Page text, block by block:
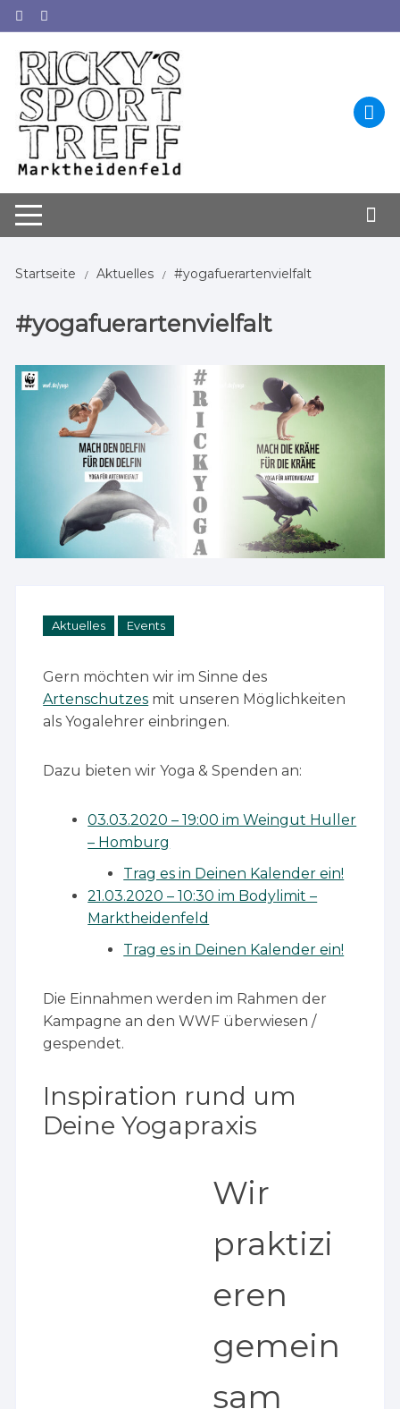
Zum
Inhalt
springen
Startseite Aktuelles #yogafuerartenvielfalt
#yogafuerartenvielfalt
Aktuelles Events
Gern möchten wir im Sinne des
Artenschutzes mit unseren Möglichkeiten
als Yogalehrer einbringen.
Dazu bieten wir Yoga & Spenden an:
03.03.2020 – 19:00 im Weingut Huller
– Homburg
Trag es in Deinen Kalender ein!
21.03.2020 – 10:30 im Bodylimit –
Marktheidenfeld
Trag es in Deinen Kalender ein!
Die Einnahmen werden im Rahmen der
Kampagne an den WWF überwiesen /
gespendet.
Inspiration rund um
Deine Yogapraxis
Wir
praktizi
eren
gemein
sam